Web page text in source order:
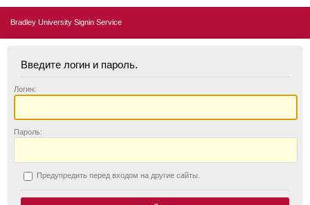
Bradley University Signin Service
Введите логин и пароль.
Логин:
Пароль:
Предупредить перед входом на другие сайты.